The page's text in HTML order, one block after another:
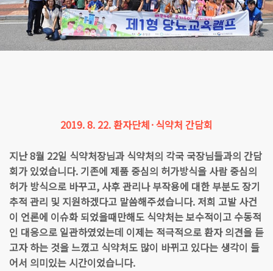
2019. 8. 22. 환자단체·식약처 간담회
지난 8월 22일 식약처장님과 식약처의 각국 국장님들과의 간담
회가 있었습니다. 기존에 제품 중심의 허가방식을 사람 중심의
허가 방식으로 바꾸고, 사후 관리나 부작용에 대한 부분도 장기
추적 관리 및 지원하겠다고 말씀해주셨습니다. 저희 고발 사건
이 언론에 이슈화 되었을때만해도 식약처는 보수적이고 수동적
인 대응으로 일관하였었는데 이제는 적극적으로 환자 의견을 듣
고자 하는 것을 느꼈고 식약처도 많이 바뀌고 있다는 생각이 들
어서 의미있는 시간이었습니다.